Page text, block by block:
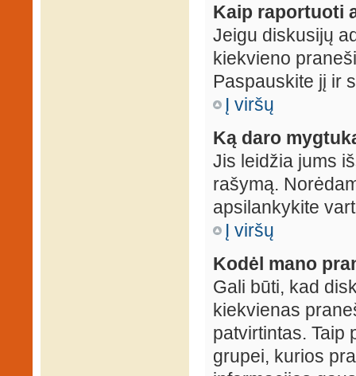
Kaip raportuoti
Jeigu diskusijų
kiekvieno
Paspauskite jį ir
Į viršų
Ką daro
Jis leidžia jums
rašymą.
apsilankykite
Į viršų
Kodėl mano
Gali būti, kad
kiekvienas
patvirtintas. Taip
grupei, kurios